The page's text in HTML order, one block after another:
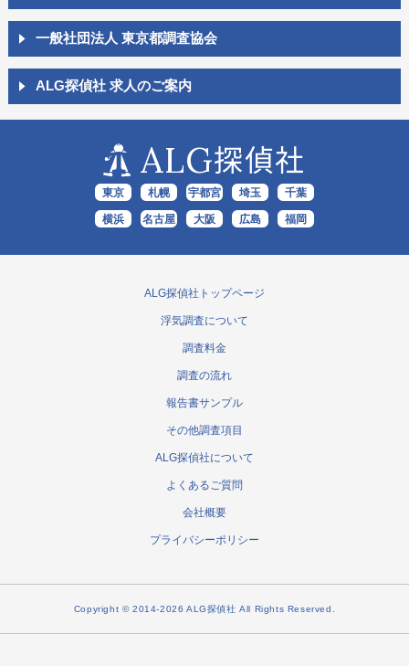
一般社団法人 東京都調査協会
ALG探偵社 求人のご案内
ALG探偵社
東京 札幌 宇都宮 埼玉 千葉
横浜 名古屋 大阪 広島 福岡
ALG探偵社トップページ
浮気調査について
調査料金
調査の流れ
報告書サンプル
その他調査項目
ALG探偵社について
よくあるご質問
会社概要
プライバシーポリシー
Copyright © 2014-2026 ALG探偵社 All Rights Reserved.